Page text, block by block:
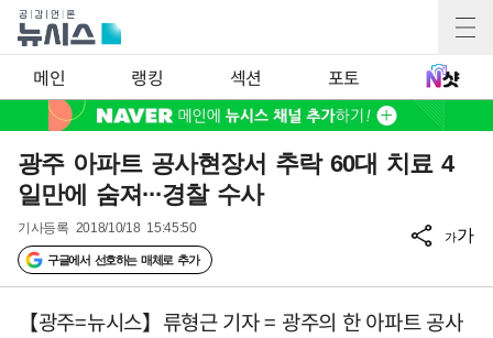
메인 랭킹 섹션 포토
광주 아파트 공사현장서 추락 60대 치료 4
일만에 숨져···경찰 수사
기사등록 2018/10/18 15:45:50
구글에서 선호하는 매체로 추가
가가
【광주=뉴시스】류형근 기자 = 광주의 한 아파트 공사